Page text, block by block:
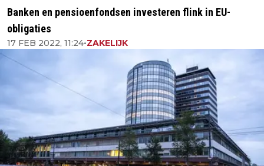
Banken en pensioenfondsen investeren flink in EU-
obligaties
17 FEB 2022, 11:24•ZAKELIJK